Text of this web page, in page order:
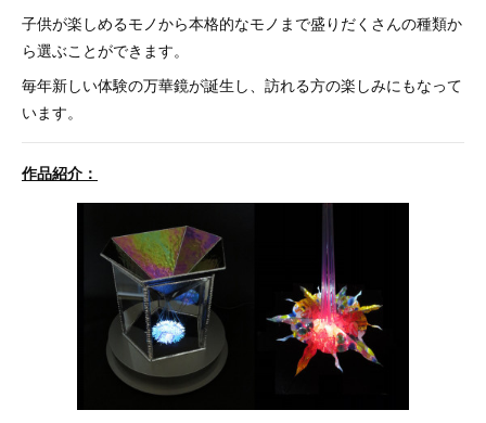
子供が楽しめるモノから本格的なモノまで盛りだくさんの種類か
ら選ぶことができます。
毎年新しい体験の万華鏡が誕生し、訪れる方の楽しみにもなって
います。
作品紹介：